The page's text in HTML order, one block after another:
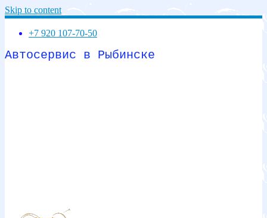
Skip to content
+7 920 107-70-50
Автосервис в Рыбинске